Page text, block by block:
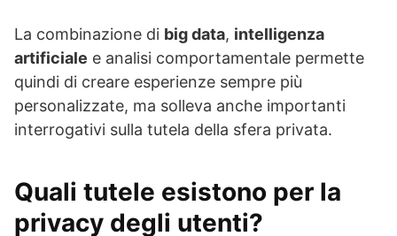
La combinazione di big data, intelligenza
artificiale e analisi comportamentale permette
quindi di creare esperienze sempre più
personalizzate, ma solleva anche importanti
interrogativi sulla tutela della sfera privata.
Quali tutele esistono per la
privacy degli utenti?